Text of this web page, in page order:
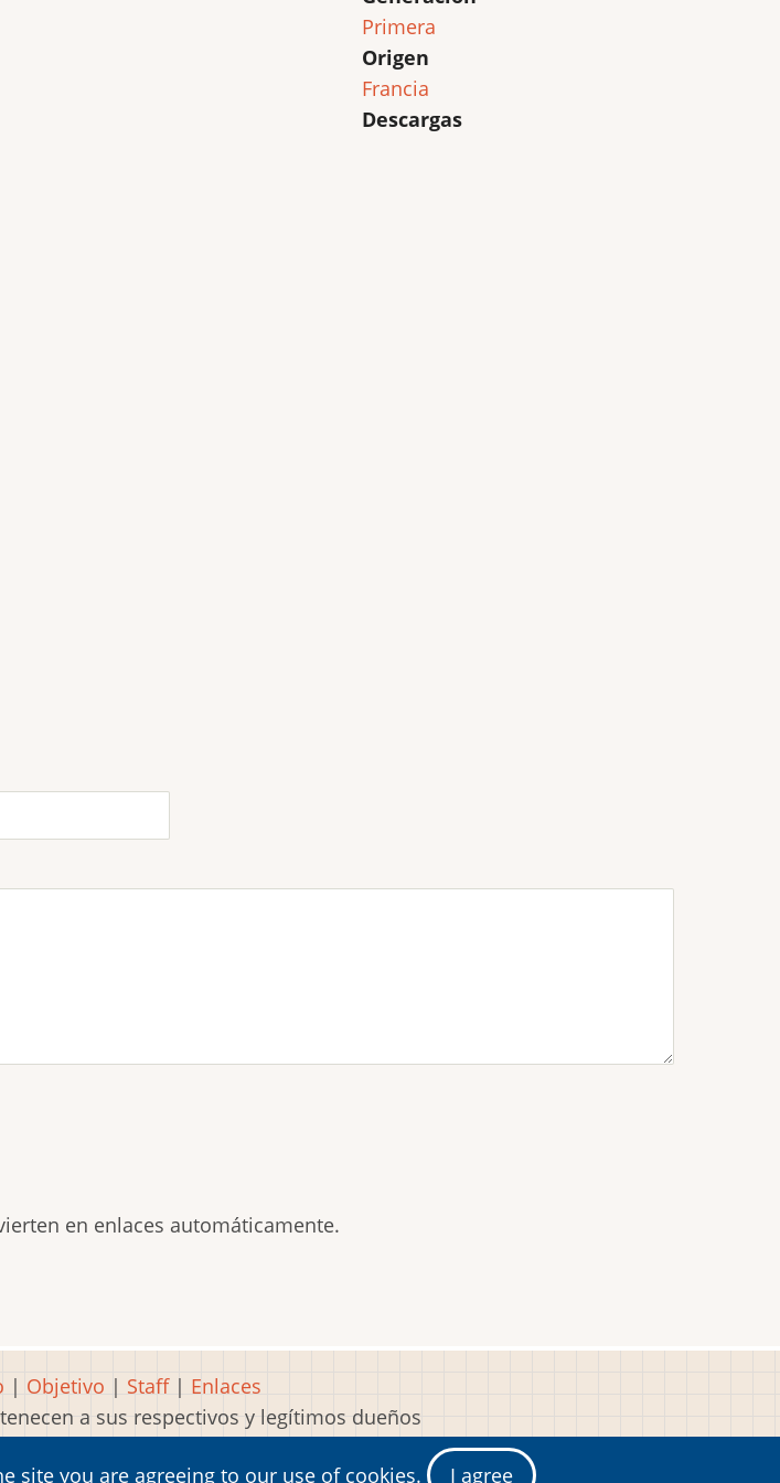
Primera
Origen
Francia
Descargas
en enlaces automáticamente.
| Objetivo | Staff| Enlaces
a sus respectivos y legítimos dueños
site you are agreeing to our use of cookies. I agree